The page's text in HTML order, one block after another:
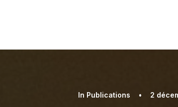
In Publications • 2